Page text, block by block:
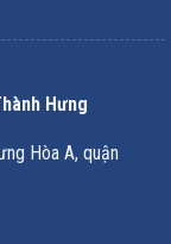
Hưng
Hòa A, quận